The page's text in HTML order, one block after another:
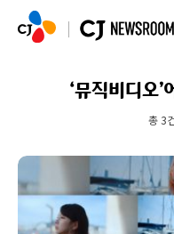
‘뮤직비디오
총 3